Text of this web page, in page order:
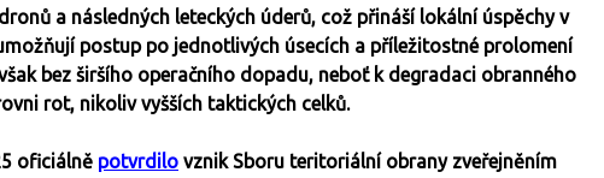
a následných leteckých úderů, což přináší lokální úspěchy v
postup po jednotlivých úsecích a příležitostné prolomení
bez širšího operačního dopadu, neboť k degradaci obranného
rot, nikoliv vyšších taktických celků.
oficiálně potvrdilo vznik Sboru teritoriální obrany zveřejněním